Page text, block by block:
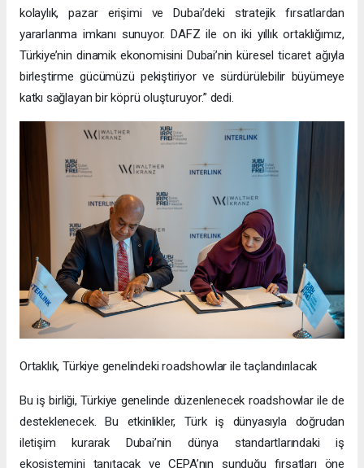
kolaylık, pazar erişimi ve Dubai’deki stratejik fırsatlardan
yararlanma imkanı sunuyor. DAFZ ile on iki yıllık ortaklığımız,
Türkiye’nin dinamik ekonomisini Dubai’nin küresel ticaret ağıyla
birleştirme gücümüzü pekiştiriyor ve sürdürülebilir büyümeye
katkı sağlayan bir köprü oluşturuyor.” dedi.
Ortaklık, Türkiye genelindeki roadshowlar ile taçlandırılacak
Bu iş birliği, Türkiye genelinde düzenlenecek roadshowlar ile de
desteklenecek. Bu etkinlikler, Türk iş dünyasıyla doğrudan
iletişim kurarak Dubai’nin dünya standartlarındaki iş
ekosistemini tanıtacak ve CEPA’nın sunduğu fırsatları öne